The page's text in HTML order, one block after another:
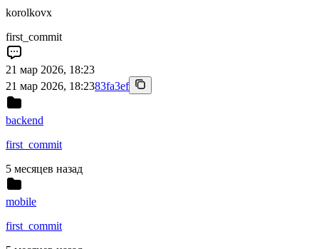
korolkovx
first_commit
21 мар 2026, 18:23
21 мар 2026, 18:2383fa3ef
backend
first_commit
5 месяцев назад
mobile
first_commit